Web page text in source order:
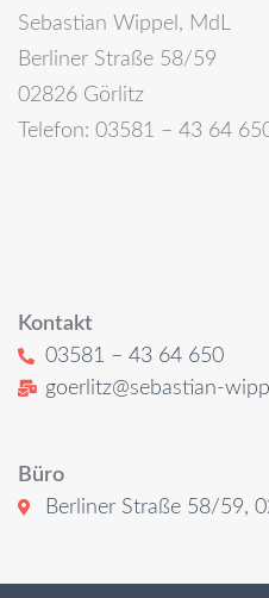
Sebastian Wippel, MdL
Berliner Straße 58/59
02826 Görlitz
Telefon: 03581 – 43 64
Kontakt
03581 – 43 64 650
goerlitz@sebastian-
Büro
Berliner Straße 58/59,